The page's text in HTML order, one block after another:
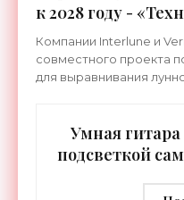
к 2028 году -
Компании Interlune и
совместного проекта
для выравнивания
Умная гитара
подсветкой